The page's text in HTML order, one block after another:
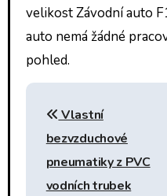
velikost Závodní auto
auto nemá žádné
pohled.
Navigace
pro
příspěvek
Vlastní
bezvzduchové
pneumatiky z PVC
vodních trubek